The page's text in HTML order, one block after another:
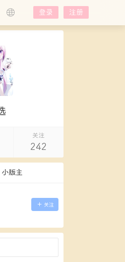
登录 注册
关注
242
小版主
关注